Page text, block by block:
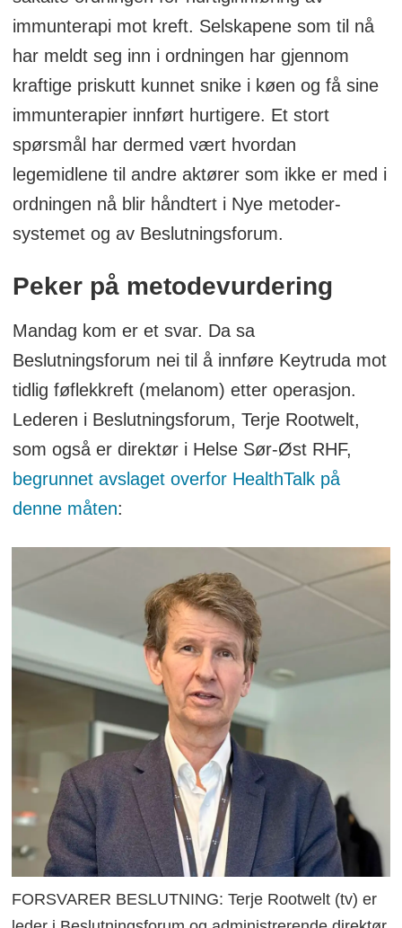
immunterapi mot kreft. Selskapene som til nå
har meldt seg inn i ordningen har gjennom
kraftige priskutt kunnet snike i køen og få sine
immunterapier innført hurtigere. Et stort
spørsmål har dermed vært hvordan
legemidlene til andre aktører som ikke er med i
ordningen nå blir håndtert i Nye metoder-
systemet og av Beslutningsforum.
Peker på metodevurdering
Mandag kom er et svar. Da sa
Beslutningsforum nei til å innføre Keytruda mot
tidlig føflekkreft (melanom) etter operasjon.
Lederen i Beslutningsforum, Terje Rootwelt,
som også er direktør i Helse Sør-Øst RHF,
begrunnet avslaget overfor HealthTalk på
denne måten:
FORSVARER BESLUTNING: Terje Rootwelt (tv) er